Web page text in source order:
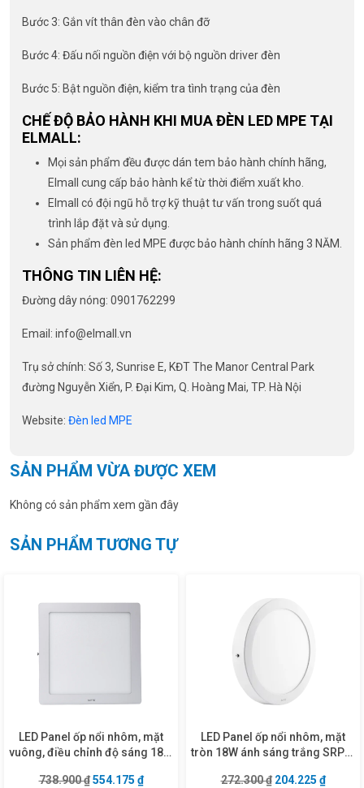
Bước 3: Gắn vít thân đèn vào chân đỡ
Bước 4: Đấu nối nguồn điện với bộ nguồn driver đèn
Bước 5: Bật nguồn điện, kiểm tra tình trạng của đèn
CHẾ ĐỘ BẢO HÀNH KHI MUA ĐÈN LED MPE TẠI
ELMALL:
Mọi sản phẩm đều được dán tem bảo hành chính hãng,
Elmall cung cấp bảo hành kể từ thời điểm xuất kho.
Elmall có đội ngũ hỗ trợ kỹ thuật tư vấn trong suốt quá
trình lắp đặt và sử dụng.
Sản phẩm đèn led MPE được bảo hành chính hãng 3 NĂM.
THÔNG TIN LIÊN HỆ:
Đường dây nóng: 0901762299
Email: info@elmall.vn
Trụ sở chính: Số 3, Sunrise E, KĐT The Manor Central Park
đường Nguyễn Xiển, P. Đại Kim, Q. Hoàng Mai, TP. Hà Nội
Website: Đèn led MPE
SẢN PHẨM VỪA ĐƯỢC XEM
Không có sản phẩm xem gần đây
SẢN PHẨM TƯƠNG TỰ
LED Panel ốp nổi nhôm, mặt
vuông, điều chỉnh độ sáng 18W
738.900₫ Giá gốc là: 738.900 ₫.
554.175 ₫Giá hiện tại là: 554.175 ₫.
LED Panel ốp nổi nhôm, mặt
tròn 18W ánh sáng trắng SRPL-
272.300₫ Giá gốc là:
204.225 ₫Giá